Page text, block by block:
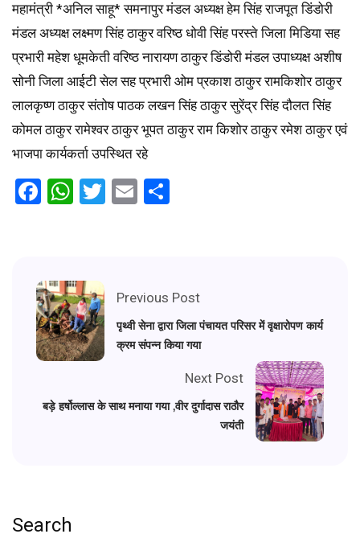
महामंत्री *अनिल साहू* समनापुर मंडल अध्यक्ष हेम सिंह राजपूत डिंडोरी
मंडल अध्यक्ष लक्ष्मण सिंह ठाकुर वरिष्ठ धोवी सिंह परस्ते जिला मिडिया सह
प्रभारी महेश धूमकेती वरिष्ठ नारायण ठाकुर डिंडोरी मंडल उपाध्यक्ष अशीष
सोनी जिला आईटी सेल सह प्रभारी ओम प्रकाश ठाकुर रामकिशोर ठाकुर
लालकृष्ण ठाकुर संतोष पाठक लखन सिंह ठाकुर सुरेंद्र सिंह दौलत सिंह
कोमल ठाकुर रामेश्वर ठाकुर भूपत ठाकुर राम किशोर ठाकुर रमेश ठाकुर एवं
भाजपा कार्यकर्ता उपस्थित रहे
Facebook
WhatsApp
Twitter
Email
Previous Post
पृथ्वी सेना द्वारा जिला पंचायत परिसर में वृक्षारोपण कार्य
क्रम संपन्न किया गया
Next Post
बड़े हर्षोल्लास के साथ मनाया गया ,वीर दुर्गादास राठौर
जयंती
Search